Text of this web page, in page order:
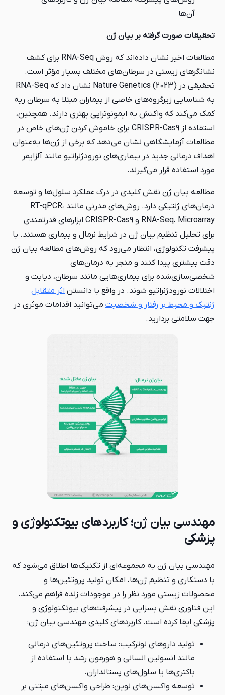
بر بیان ژن
مطالعات اخیر نشان داده‌اند که روش RNA-Seq برای کشف
در سرطان‌های مختلف بسیار مؤثر است.
تحقیقی در Nature Genetics (2023) نشان داد که RNA-Seq
خاصی از بیماران مبتلا به سرطان ریه
به ایمونوتراپی بهتری دارند. همچنین،
استفاده از CRISPR-Cas9 برای خاموش کردن ژن‌های خاص در
نشان می‌دهد که برخی از ژن‌ها به‌عنوان
بیماری‌های نورودژنراتیو مانند آلزایمر
کلیدی در درک عملکرد سلول‌ها و توسعه
درمان‌های ژنتیکی دارد. روش‌های مدرنی مانند RT-qPCR،
RNA-Seq، Microarray و CRISPR-Cas9 ابزارهای قدرتمندی
ژن در شرایط نرمال و بیماری هستند. با
انتظار می‌رود که روش‌های مطالعه بیان ژن
و منجر به درمان‌های
بیماری‌هایی مانند سرطان، دیابت و
شوند. در واقع با دانستناثر متقابل
و شخصیتمی‌توانید اقدامات موثری در
کاربردهای بیوتکنولوژی و
مجموعه‌ای از تکنیک‌ها اطلاق می‌شود که
ژن‌ها، امکان تولید پروتئین‌ها و
نظر را در موجودات زنده فراهم می‌کند.
در پیشرفت‌های بیوتکنولوژی و
کاربردهای کلیدی مهندسی بیان ژن:
نوترکیب: ساخت پروتئین‌های درمانی
انسانی و هورمون رشد با استفاده از
سلول‌های پستانداران.
نوین: طراحی واکسن‌های مبتنی بر